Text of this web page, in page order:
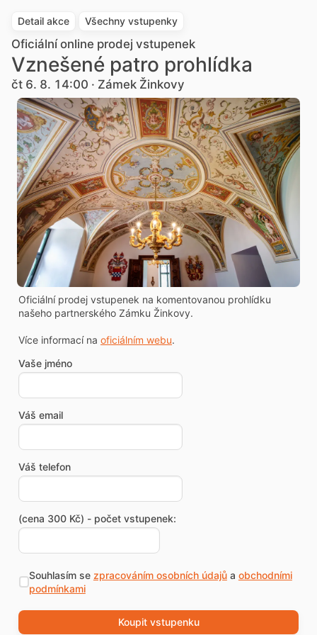
Detail akce Všechny vstupenky
Oficiální online prodej vstupenek
Vznešené patro prohlídka
čt 6. 8. 14:00 · Zámek Žinkovy
Oficiální prodej vstupenek na komentovanou prohlídku
našeho partnerského Zámku Žinkovy.
Více informací na oficiálním webu.
Vaše jméno
Váš email
Váš telefon
(cena 300 Kč) - počet vstupenek:
Souhlasím se zpracováním osobních údajůa obchodními
podmínkami
Koupit vstupenku